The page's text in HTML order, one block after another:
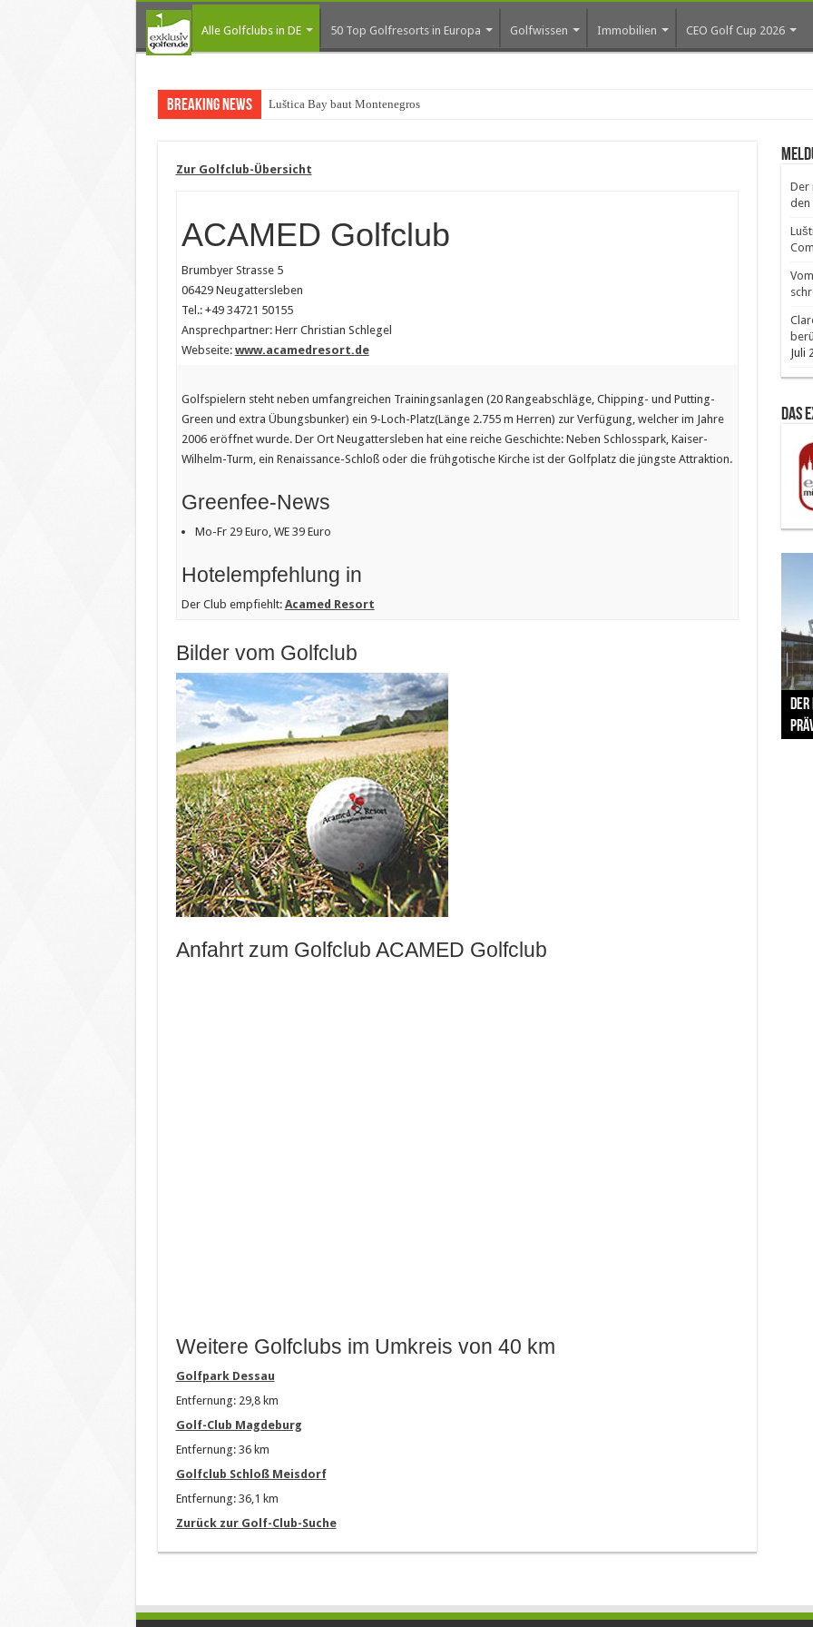
Alle Golfclubs in DE 50 Top Golfresorts in Europa Golfwissen Immobilien CEO Golf Cup 2026
Breaking News Luštica Bay baut Montenegros erste Golf-Co
Zur Golfclub-Übersicht
ACAMED Golfclub
Brumbyer Strasse 5
06429 Neugattersleben
Tel.: +49 34721 50155
Ansprechpartner: Herr Christian Schlegel
Webseite: www.acamedresort.de
Golfspielern steht neben umfangreichen Trainingsanlagen (20 Rangeabschläge, Chipping- und Putting-
Green und extra Übungsbunker) ein 9-Loch-Platz(Länge 2.755 m Herren) zur Verfügung, welcher im Jahre
2006 eröffnet wurde. Der Ort Neugattersleben hat eine reiche Geschichte: Neben Schlosspark, Kaiser-
Wilhelm-Turm, ein Renaissance-Schloß oder die frühgotische Kirche ist der Golfplatz die jüngste Attraktion.
Greenfee-News
Mo-Fr 29 Euro, WE 39 Euro
Hotelempfehlung in
Der Club empfiehlt: Acamed Resort
Bilder vom Golfclub
Anfahrt zum Golfclub ACAMED Golfclub
Weitere Golfclubs im Umkreis von 40 km
Golfpark Dessau
Entfernung: 29,8 km
Golf-Club Magdeburg
Entfernung: 36 km
Golfclub Schloß Meisdorf
Entfernung: 36,1 km
Zurück zur Golf-Club-Suche
Der
den
Juli
Das
The